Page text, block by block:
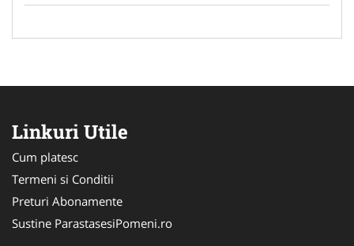
Linkuri Utile
Cum platesc
Termeni si Conditii
Preturi Abonamente
Sustine ParastasesiPomeni.ro